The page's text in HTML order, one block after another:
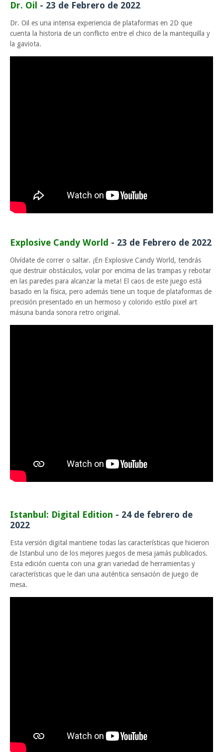
Dr. Oil - 23 de Febrero de 2022
Dr. Oil es una intensa experiencia de plataformas en 2D que
cuenta la historia de un conflicto entre el chico de la mantequilla y
la gaviota.
Explosive Candy World - 23 de Febrero de 2022
Olvídate de correr o saltar. ¡En Explosive Candy World, tendrás
que destruir obstáculos, volar por encima de las trampas y rebotar
en las paredes para alcanzar la meta! El caos de este juego está
basado en la física, pero además tiene un toque de plataformas de
precisión presentado en un hermoso y colorido estilo pixel art
másuna banda sonora retro original.
Istanbul: Digital Edition - 24 de febrero de
2022
Esta versión digital mantiene todas las características que hicieron
de Istanbul uno de los mejores juegos de mesa jamás publicados.
Esta edición cuenta con una gran variedad de herramientas y
características que le dan una auténtica sensación de juego de
mesa.